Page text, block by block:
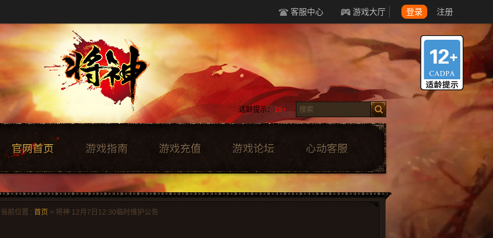
客服中心 游戏大厅 登录 注册
适龄提示： 18+
当前位置 : 首页 > 将神 12月7日12:30临时维护公告